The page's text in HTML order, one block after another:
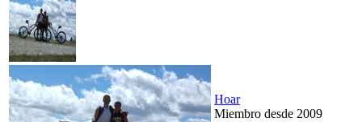
Hoar
Miembro desde 2009